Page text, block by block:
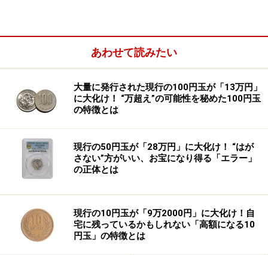
30年前からあった腕時計型端末
腕時計型端末の発端ともいえるのは約30年前に遡る。小
型で大容量のメモリが開発された際、腕時計に英単語を
プリセットしたものが発売されたのだ。
当時高校の同級生がその腕時計を学校に持参したことが
ある。英単語が表示されるためカンニングができるので
はという疑いがもたれたが、先生がチェックしたとこ
ろ、とても実用に耐えないとして試験中に使用するのさ
え許されたほどだった。
あわせて読みたい
大量に発行された現行の100円玉が「13万円」
に大化け！ “万超え”の可能性を秘めた100円玉
の特徴とは
現行の50円玉が「28万円」に大化け！ “はが
さない”方がいい、お宝になり得る「エラー」
の正体とは
現行の10円玉が「9万2000円」に大化け！自
宅に残っているかもしれない「高額になる10
円玉」の特徴とは